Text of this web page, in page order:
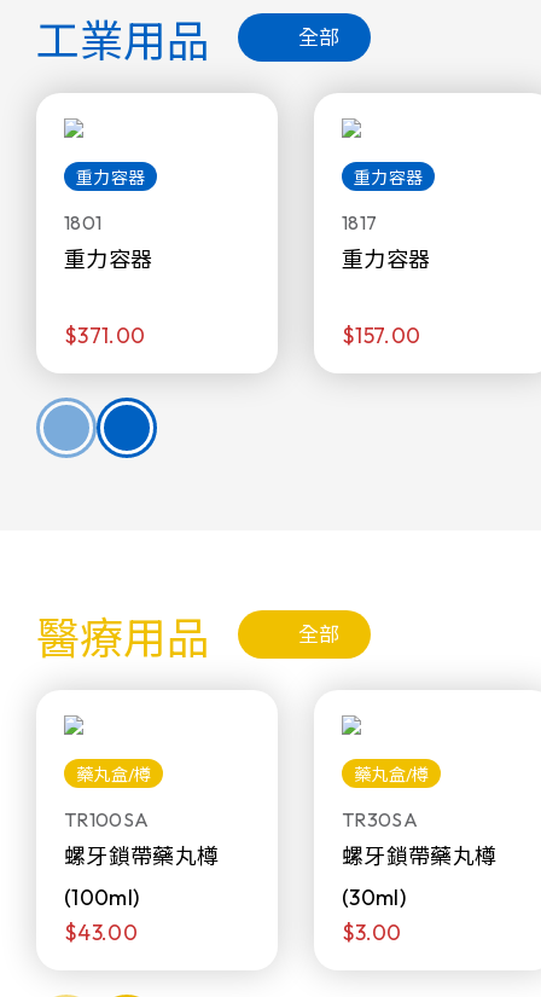
工業用品 全部
重力容器
1801
重力容器
$371.00
重力容器
1817
重力容器
$157.00
醫療用品 全部
藥丸盒/樽
TR100SA
螺牙鎖帶藥丸樽
(100ml)
$43.00
藥丸盒/樽
TR30SA
螺牙鎖帶藥丸樽
(30ml)
$3.00